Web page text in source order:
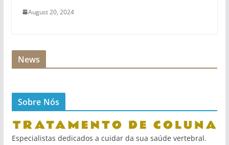
August 20, 2024
News
Sobre Nós
Especialistas dedicados a cuidar da sua saúde vertebral.